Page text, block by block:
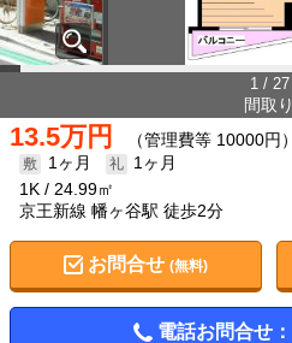
1 / 27
間取り
13.5万円 （管理費等 10000円）
1ヶ月
1ヶ月
1K
24.99㎡
京王新線 幡ヶ谷駅 徒歩2分
お問合せ (無料)
電話お問合せ：